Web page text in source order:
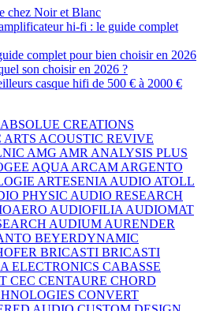
chez Noir et Blanc
hi-fi : le guide complet
complet pour bien choisir en 2026
son choisir en 2026 ?
casque hifi de 500 € à 2000 €
ABSOLUE CREATIONS
ARTS ACOUSTIC REVIVE
AMG AMR ANALYSIS PLUS
AQUA ARCAM ARGENTO
ARTESENIA AUDIO ATOLL
PHYSIC AUDIO RESEARCH
AUDIOFILIA AUDIOMAT
AUDIUM AURENDER
BEYERDYNAMIC
BRICASTI BRICASTI
ELECTRONICS CABASSE
CEC CENTAURE CHORD
CONVERT